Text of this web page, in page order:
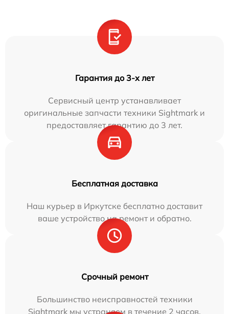
Гарантия до 3-х лет
Сервисный центр устанавливает
оригинальные запчасти техники Sightmark и
предоставляет гарантию до 3 лет.
Бесплатная доставка
Наш курьер в Иркутске бесплатно доставит
ваше устройство на ремонт и обратно.
Срочный ремонт
Большинство неисправностей техники
Sightmark мы устраняем в течение 2 часов.